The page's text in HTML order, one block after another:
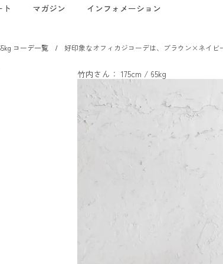
ト マガジン インフォメーション
コーデ一覧 好印象なオフィカジコーデは、ブラウン×ネイビ
竹内さん： 175cm / 65kg